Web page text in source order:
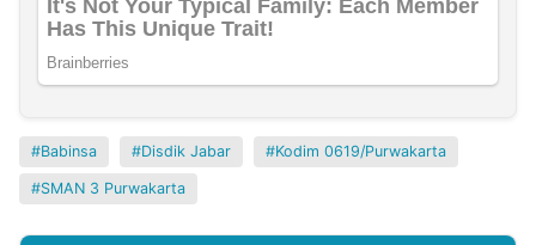
Babinsa Disdik Jabar Kodim 0619/Purwakarta
SMAN 3 Purwakarta